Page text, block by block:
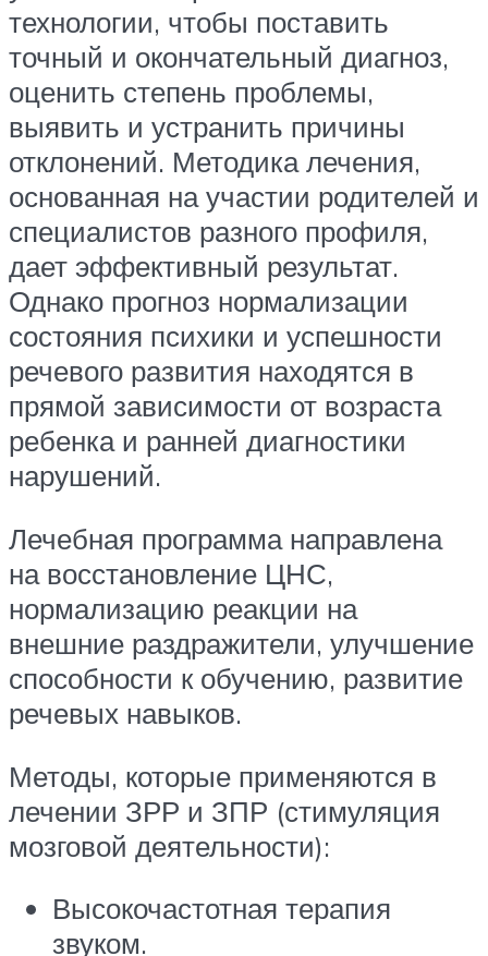
технологии, чтобы поставить
точный и окончательный диагноз,
оценить степень проблемы,
выявить и устранить причины
отклонений. Методика лечения,
основанная на участии родителей и
специалистов разного профиля,
дает эффективный результат.
Однако прогноз нормализации
состояния психики и успешности
речевого развития находятся в
прямой зависимости от возраста
ребенка и ранней диагностики
нарушений.
Лечебная программа направлена
на восстановление ЦНС,
нормализацию реакции на
внешние раздражители, улучшение
способности к обучению, развитие
речевых навыков.
Методы, которые применяются в
лечении ЗРР и ЗПР (стимуляция
мозговой деятельности):
Высокочастотная терапия
звуком.